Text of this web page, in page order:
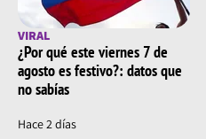
VIRAL
¿Por qué este viernes 7 de
agosto es festivo?: datos que
no sabías
Hace 2 días